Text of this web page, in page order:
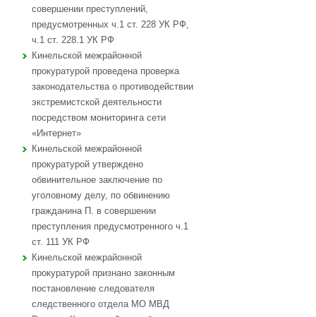
совершении преступлений,
предусмотренных ч.1 ст. 228 УК РФ,
ч.1 ст. 228.1 УК РФ
Кинельской межрайонной
прокуратурой проведена проверка
законодательства о противодействии
экстремистской деятельности
посредством мониторинга сети
«Интернет»
Кинельской межрайонной
прокуратурой утверждено
обвинительное заключение по
уголовному делу, по обвинению
гражданина П. в совершении
преступления предусмотренного ч.1
ст. 111 УК РФ
Кинельской межрайонной
прокуратурой признано законным
постановление следователя
следственного отдела МО МВД